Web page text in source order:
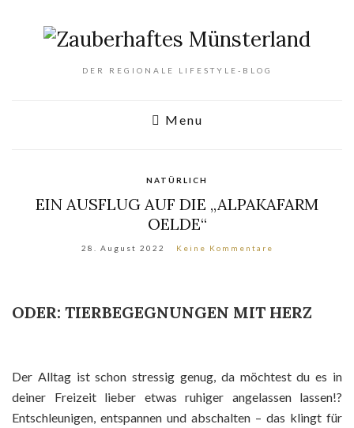
DER REGIONALE LIFESTYLE-BLOG
Menu
NATÜRLICH
EIN AUSFLUG AUF DIE „ALPAKAFARM
OELDE“
28. August 2022 Keine Kommentare
ODER: TIERBEGEGNUNGEN MIT HERZ
Der Alltag ist schon stressig genug, da möchtest du es in
deiner Freizeit lieber etwas ruhiger angelassen lassen!?
Entschleunigen, entspannen und abschalten – das klingt für